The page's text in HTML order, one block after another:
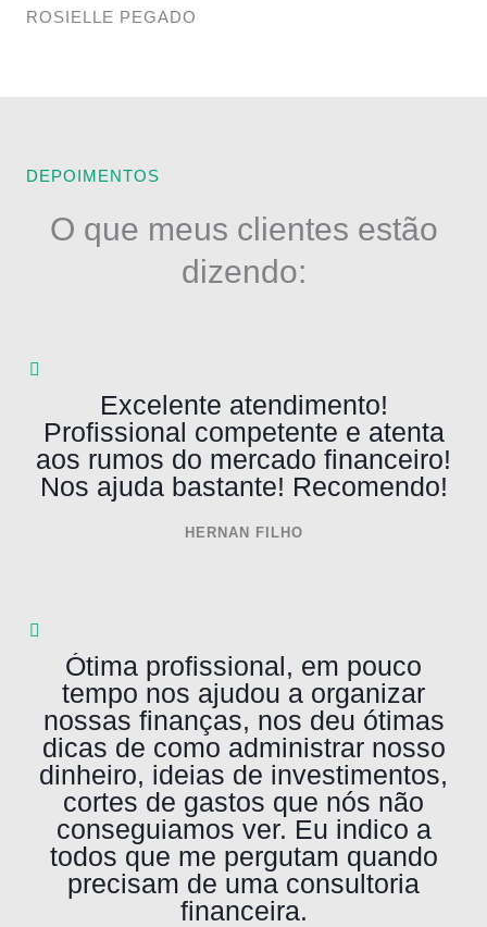
ROSIELLE PEGADO
DEPOIMENTOS
O que meus clientes estão
dizendo:
Excelente atendimento!
Profissional competente e atenta
aos rumos do mercado financeiro!
Nos ajuda bastante! Recomendo!
HERNAN FILHO
Ótima profissional, em pouco
tempo nos ajudou a organizar
nossas finanças, nos deu ótimas
dicas de como administrar nosso
dinheiro, ideias de investimentos,
cortes de gastos que nós não
conseguiamos ver. Eu indico a
todos que me pergutam quando
precisam de uma consultoria
financeira.